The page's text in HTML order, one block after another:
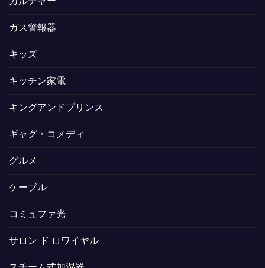
ガス警報器
キッズ
キッチン家電
キングアンドプリンス
ギャグ・コメディ
グルメ
ケーブル
コミュファ光
サロン ド ロワイヤル